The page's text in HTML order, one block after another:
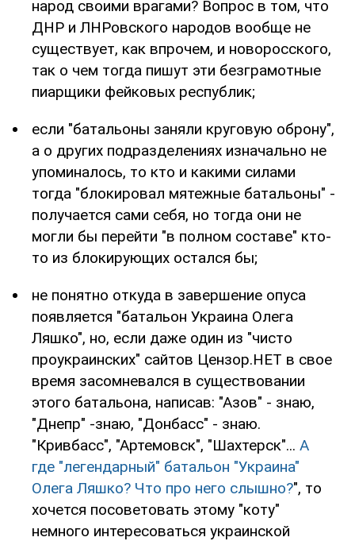
народ своими врагами? Вопрос в том, что
ДНР и ЛНРовского народов вообще не
существует, как впрочем, и новоросского,
так о чем тогда пишут эти безграмотные
пиарщики фейковых республик;
если "батальоны заняли круговую оброну",
а о других подразделениях изначально не
упоминалось, то кто и какими силами
тогда "блокировал мятежные батальоны" -
получается сами себя, но тогда они не
могли бы перейти "в полном составе" кто-
то из блокирующих остался бы;
не понятно откуда в завершение опуса
появляется "батальон Украина Олега
Ляшко", но, если даже один из "чисто
проукраинских" сайтов Цензор.НЕТ в свое
время засомневался в существовании
этого батальона, написав: "Азов" - знаю,
"Днепр" -знаю, "Донбасс" - знаю.
"Кривбасс", "Артемовск", "Шахтерск"... А
где "легендарный" батальон "Украина"
Олега Ляшко? Что про него слышно?", то
хочется посоветовать этому "коту"
немного интересоваться украинской